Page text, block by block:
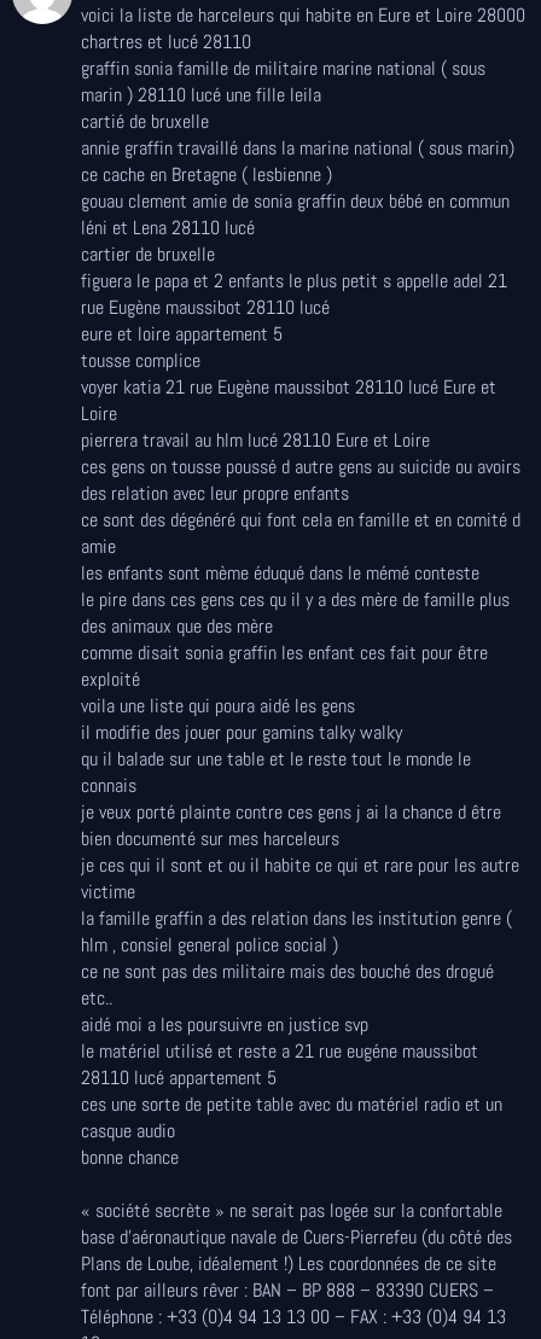
voici la liste de harceleurs qui habite en Eure et Loire 28000
chartres et lucé 28110
graffin sonia famille de militaire marine national ( sous
marin ) 28110 lucé une fille leila
cartié de bruxelle
annie graffin travaillé dans la marine national ( sous marin)
ce cache en Bretagne ( lesbienne )
gouau clement amie de sonia graffin deux bébé en commun
léni et Lena 28110 lucé
cartier de bruxelle
figuera le papa et 2 enfants le plus petit s appelle adel 21
rue Eugène maussibot 28110 lucé
eure et loire appartement 5
tousse complice
voyer katia 21 rue Eugène maussibot 28110 lucé Eure et
Loire
pierrera travail au hlm lucé 28110 Eure et Loire
ces gens on tousse poussé d autre gens au suicide ou avoirs
des relation avec leur propre enfants
ce sont des dégénéré qui font cela en famille et en comité d
amie
les enfants sont mème éduqué dans le mémé conteste
le pire dans ces gens ces qu il y a des mère de famille plus
des animaux que des mère
comme disait sonia graffin les enfant ces fait pour être
exploité
voila une liste qui poura aidé les gens
il modifie des jouer pour gamins talky walky
qu il balade sur une table et le reste tout le monde le
connais
je veux porté plainte contre ces gens j ai la chance d être
bien documenté sur mes harceleurs
je ces qui il sont et ou il habite ce qui et rare pour les autre
victime
la famille graffin a des relation dans les institution genre (
hlm , consiel general police social )
ce ne sont pas des militaire mais des bouché des drogué
etc..
aidé moi a les poursuivre en justice svp
le matériel utilisé et reste a 21 rue eugéne maussibot
28110 lucé appartement 5
ces une sorte de petite table avec du matériel radio et un
casque audio
bonne chance
« société secrète » ne serait pas logée sur la confortable
base d’aéronautique navale de Cuers-Pierrefeu (du côté des
Plans de Loube, idéalement !) Les coordonnées de ce site
font par ailleurs rêver : BAN – BP 888 – 83390 CUERS –
Téléphone : +33 (0)4 94 13 13 00 – FAX : +33 (0)4 94 13